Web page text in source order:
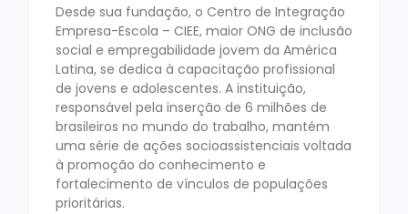
Desde sua fundação, o Centro de Integração
Empresa-Escola – CIEE, maior ONG de inclusão
social e empregabilidade jovem da América
Latina, se dedica à capacitação profissional
de jovens e adolescentes. A instituição,
responsável pela inserção de 6 milhões de
brasileiros no mundo do trabalho, mantém
uma série de ações socioassistenciais voltada
à promoção do conhecimento e
fortalecimento de vínculos de populações
prioritárias.